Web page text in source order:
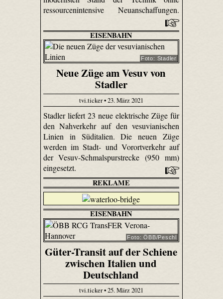
ressourcenintensive Neuanschaffungen.
EISENBAHN
Foto: Stadler
Neue Züge am Vesuv von
Stadler
tvi.ticker • 23. März 2021
Stadler liefert 23 neue elektrische Züge für
den Nahverkehr auf den vesuvianischen
Linien in Süditalien. Die neuen Züge
werden im Stadt- und Vorortverkehr auf
der Vesuv-Schmalspurstrecke (950 mm)
eingesetzt.
REKLAME
EISENBAHN
Foto: ÖBB/Peschl
Güter-Transit auf der Schiene
zwischen Italien und
Deutschland
tvi.ticker • 25. März 2021